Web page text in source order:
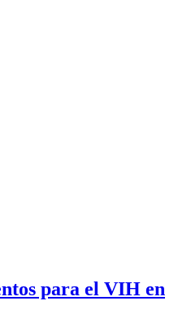
para el VIH en